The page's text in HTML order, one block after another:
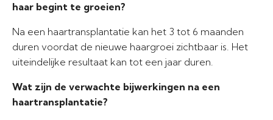
haar begint te groeien?
Na een haartransplantatie kan het 3 tot 6 maanden
duren voordat de nieuwe haargroei zichtbaar is. Het
uiteindelijke resultaat kan tot een jaar duren.
Wat zijn de verwachte bijwerkingen na een
haartransplantatie?